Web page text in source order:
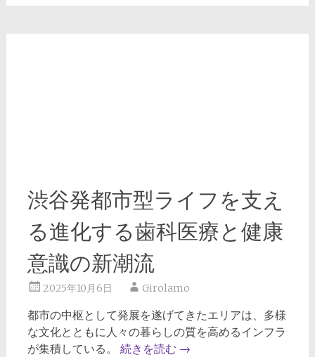
渋谷発都市型ライフを支え
る進化する歯科医療と健康
意識の新潮流
2025年10月6日 Girolamo
都市の中枢として発展を遂げてきたエリアは、多様
な文化とともに人々の暮らしの質を高めるインフラ
が集積している。 続きを読む →